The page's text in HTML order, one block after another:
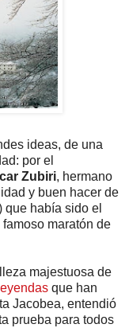
ideas, de una
por el
Zubiri, hermano
y buen hacer de
que había sido el
maratón de
majestuosa de
leyendas que han
Jacobea, entendió
prueba para todos